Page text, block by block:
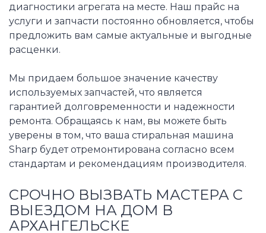
диагностики агрегата на месте. Наш прайс на
услуги и запчасти постоянно обновляется, чтобы
предложить вам самые актуальные и выгодные
расценки.
Мы придаем большое значение качеству
используемых запчастей, что является
гарантией долговременности и надежности
ремонта. Обращаясь к нам, вы можете быть
уверены в том, что ваша стиральная машина
Sharp будет отремонтирована согласно всем
стандартам и рекомендациям производителя.
СРОЧНО ВЫЗВАТЬ МАСТЕРА С
ВЫЕЗДОМ НА ДОМ В
АРХАНГЕЛЬСКЕ